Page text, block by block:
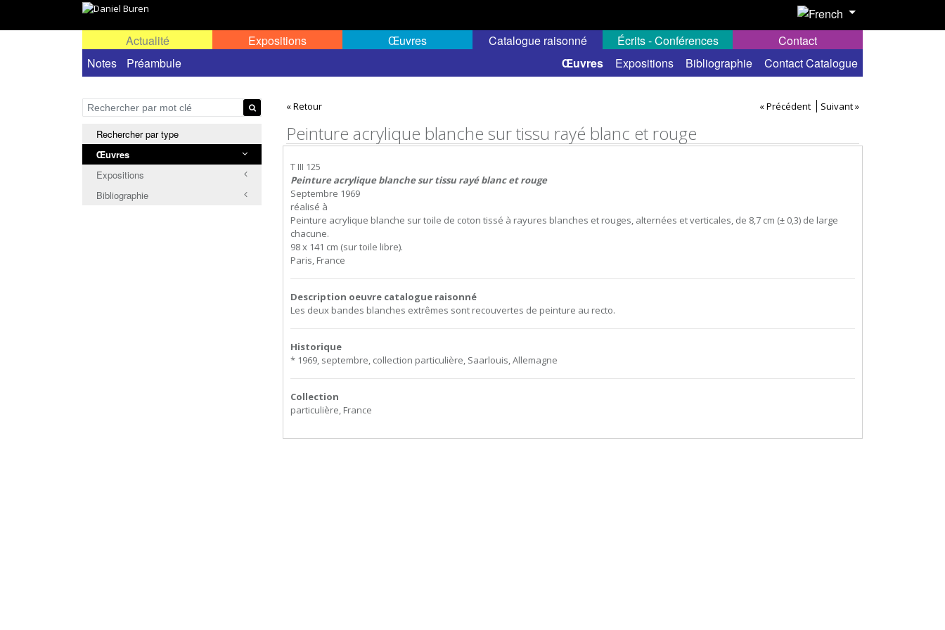
Actualité Expositions
Œuvres
Œuvres permanentes dans l'espace public ou semi-public
Catalogue raisonné
Notes
Préambule Œuvres Expositions Bibliographie Contact Catalogue
Écrits - Conférences Contact
Rechercher par type
Œuvres
Expositions
Bibliographie
« Retour « Précédent Suivant »
Peinture acrylique blanche sur tissu rayé blanc et rouge
T III 125
Peinture acrylique blanche sur tissu rayé blanc et rouge
Septembre 1969
réalisé à
Peinture acrylique blanche sur toile de coton tissé à rayures blanches et rouges, alternées et verticales, de 8,7 cm (± 0,3) de large
chacune.
98 x 141 cm (sur toile libre).
Paris, France
Description oeuvre catalogue raisonné
Les deux bandes blanches extrêmes sont recouvertes de peinture au recto.
Historique
* 1969, septembre, collection particulière, Saarlouis, Allemagne
Collection
particulière, France